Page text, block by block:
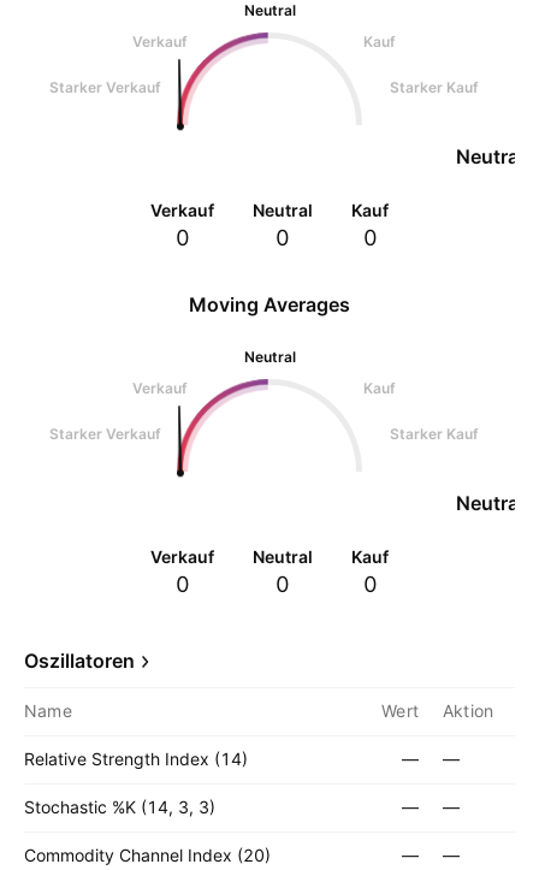
Neutral
Verkauf
Kauf
Starker Verkauf Starker Kauf
Neutral
Verkauf
0
Neutral
0
Kauf
0
Moving Averages
Neutral
Verkauf
Kauf
Starker Verkauf Starker Kauf
Neutral
Verkauf
0
Neutral
0
Kauf
0
Oszillatoren
Name Wert Aktion
Relative Strength Index (14) — —
Stochastic %K (14, 3, 3) — —
Commodity Channel Index (20) — —